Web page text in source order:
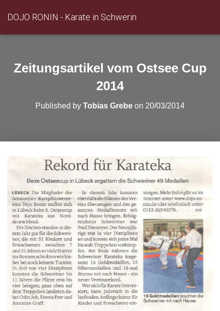
DOJO RONIN - Karate in Schwerin
Zeitungsartikel vom Ostsee Cup
2014
Published by Tobias Grebe on 20/03/2014